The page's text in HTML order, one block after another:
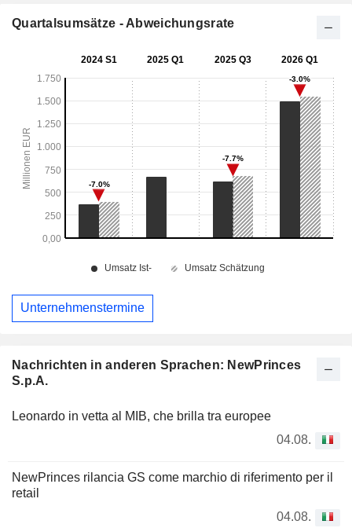
Nachrichten in anderen Sprachen: NewPrinces
S.p.A.
Leonardo in vetta al MIB, che brilla tra europee
04.08.
NewPrinces rilancia GS come marchio di riferimento per il
retail
04.08.
Quartalsumsätze - Abweichungsrate
Unternehmenstermine